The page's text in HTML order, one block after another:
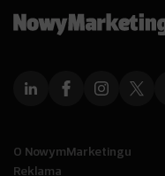
O NowymMarketingu
Reklama